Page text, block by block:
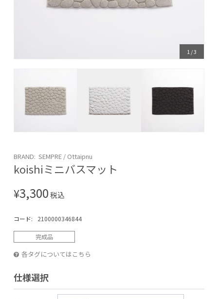
1 /3
BRAND: SEMPRE / Ottaipnu
koishiミニバスマット
¥3,300税込
コード: 2100000346844
完成品
各タグについてはこちら
仕様選択